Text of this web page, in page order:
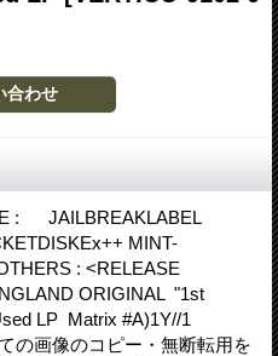
: JAILBREAKLABEL
MINT-
: <RELEASE
ORIGINAL "1st
LP Matrix #A)1Y//1
の画像のコピー・無断転用を